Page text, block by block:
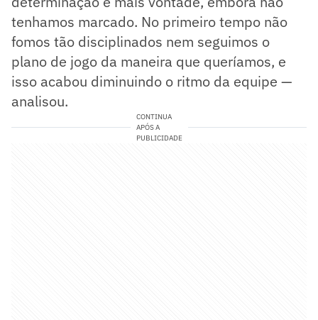
tenhamos marcado. No primeiro tempo não
fomos tão disciplinados nem seguimos o
plano de jogo da maneira que queríamos, e
isso acabou diminuindo o ritmo da equipe —
analisou.
CONTINUA
APÓS A
PUBLICIDADE